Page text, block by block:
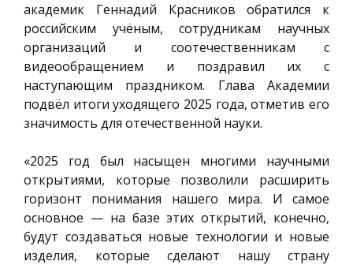
академик Геннадий Красников обратился к
российским учёным, сотрудникам научных
организаций и соотечественникам с
видеообращением и поздравил их с
наступающим праздником. Глава Академии
подвёл итоги уходящего 2025 года, отметив его
значимость для отечественной науки.
«2025 год был насыщен многими научными
открытиями, которые позволили расширить
горизонт понимания нашего мира. И самое
основное — на базе этих открытий, конечно,
будут создаваться новые технологии и новые
изделия, которые сделают нашу страну